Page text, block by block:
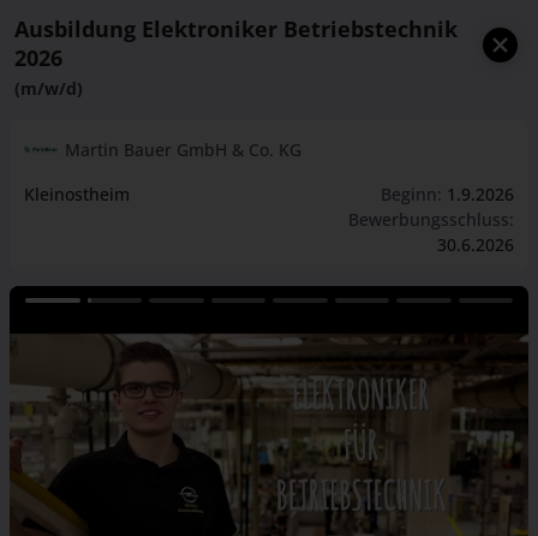
Ausbildung Elektroniker Betriebstechnik
2026
(m/w/d)
Martin Bauer GmbH & Co. KG
Kleinostheim
Beginn: 1.9.2026
Bewerbungsschluss:
30.6.2026